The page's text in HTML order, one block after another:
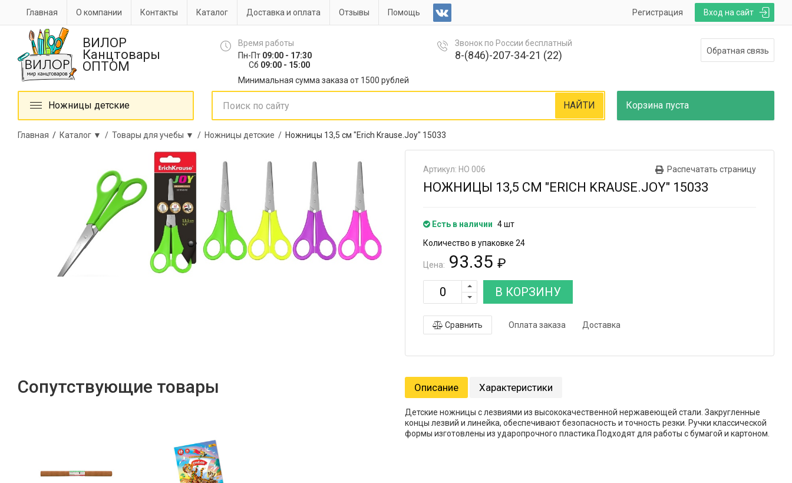
Вход на сайт
Регистрация
Главная О компании Контакты Каталог Доставка и оплата Отзывы Помощь
ВИЛОР
Канцтовары
ОПТОМ
Время работы
Пн-Пт 09:00 - 17:30
Сб 09:00 - 15:00
Минимальная сумма заказа от 1500 рублей
Звонок по России бесплатный
8-(846)-207-34-21 (22) Обратная связь
Ножницы детские Корзина пуста
НАЙТИ
Главная / Каталог ▼ / Товары для учебы ▼ / Ножницы детские / Ножницы 13,5 см "Erich Krause.Joy" 15033
Распечатать страницу
Артикул: НО 006
НОЖНИЦЫ 13,5 СМ "ERICH KRAUSE.JOY" 15033
Есть в наличии 4 шт
Количество в упаковке 24
Цена: 93.35 ₽
В КОРЗИНУ
Сравнить Оплата заказа Доставка
Сопутствующие товары Описание Характеристики
Детские ножницы с лезвиями из высококачественной нержавеющей стали. Закругленные
концы лезвий и линейка, обеспечивают безопасность и точность резки. Ручки классической
формы изготовлены из ударопрочного пластика.Подходят для работы с бумагой и картоном.